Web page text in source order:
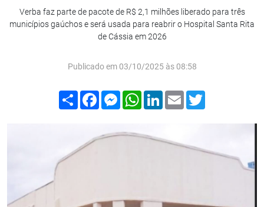
Verba faz parte de pacote de R$ 2,1 milhões liberado para três
municípios gaúchos e será usada para reabrir o Hospital Santa Rita
de Cássia em 2026
Publicado em 03/10/2025 às 08:58
Compartilhar
FacebookMessenger
WhatsApp
LinkedIn
Email